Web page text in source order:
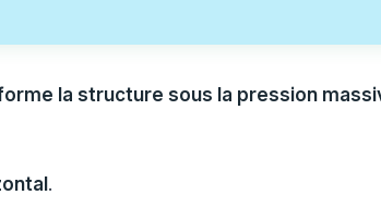
la structure sous la pression
.